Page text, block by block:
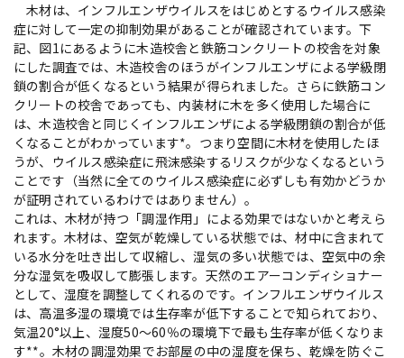
木材は、インフルエンザウイルスをはじめとするウイルス感染
症に対して一定の抑制効果があることが確認されています。下
記、図1にあるように木造校舎と鉄筋コンクリートの校舎を対象
にした調査では、木造校舎のほうがインフルエンザによる学級閉
鎖の割合が低くなるという結果が得られました。さらに鉄筋コン
クリートの校舎であっても、内装材に木を多く使用した場合に
は、木造校舎と同じくインフルエンザによる学級閉鎖の割合が低
くなることがわかっています*。つまり空間に木材を使用したほ
うが、ウイルス感染症に飛沫感染するリスクが少なくなるという
ことです（当然に全てのウイルス感染症に必ずしも有効かどうか
が証明されているわけではありません）。
これは、木材が持つ「調湿作用」による効果ではないかと考えら
れます。木材は、空気が乾燥している状態では、材中に含まれて
いる水分を吐き出して収縮し、湿気の多い状態では、空気中の余
分な湿気を吸収して膨張します。天然のエアーコンディショナー
として、湿度を調整してくれるのです。インフルエンザウイルス
は、高温多湿の環境では生存率が低下することで知られており、
気温20°以上、湿度50～60％の環境下で最も生存率が低くなりま
す**。木材の調湿効果でお部屋の中の湿度を保ち、乾燥を防ぐこ